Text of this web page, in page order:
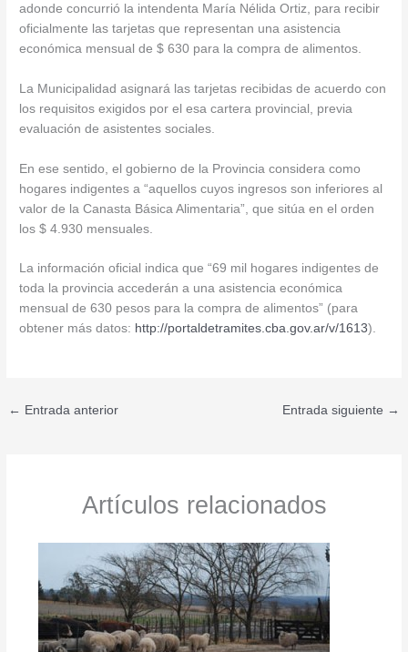
adonde concurrió la intendenta María Nélida Ortiz, para recibir
oficialmente las tarjetas que representan una asistencia
económica mensual de $ 630 para la compra de alimentos.
La Municipalidad asignará las tarjetas recibidas de acuerdo con
los requisitos exigidos por el esa cartera provincial, previa
evaluación de asistentes sociales.
En ese sentido, el gobierno de la Provincia considera como
hogares indigentes a “aquellos cuyos ingresos son inferiores al
valor de la Canasta Básica Alimentaria”, que sitúa en el orden
los $ 4.930 mensuales.
La información oficial indica que “69 mil hogares indigentes de
toda la provincia accederán a una asistencia económica
mensual de 630 pesos para la compra de alimentos” (para
obtener más datos: http://portaldetramites.cba.gov.ar/v/1613).
← Entrada anterior Entrada siguiente →
Artículos relacionados